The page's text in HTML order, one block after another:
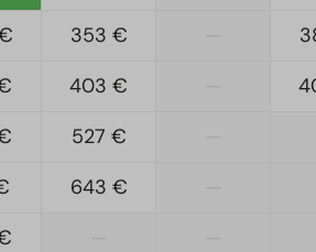
353 €
403 €
527 €
643 €